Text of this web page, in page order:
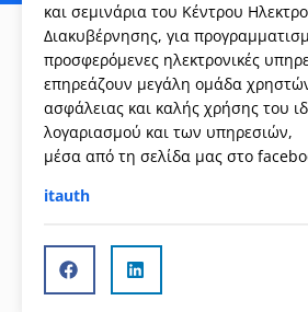
και σεμινάρια του Κέντρου
Διακυβέρνησης, για
προσφερόμενες ηλεκτρονικές
επηρεάζουν μεγάλη ομάδα
ασφάλειας και καλής χρήσης του
λογαριασμού και των υπηρεσιών,
μέσα από τη σελίδα μας στο
itauth